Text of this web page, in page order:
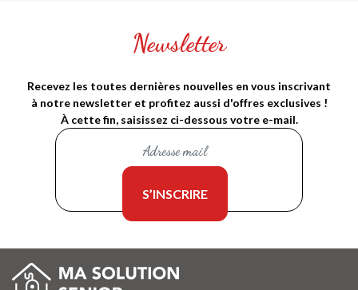
Newsletter
Recevez les toutes dernières nouvelles en vous inscrivant
à notre newsletter et profitez aussi d'offres exclusives !
À cette fin, saisissez ci-dessous votre e-mail.